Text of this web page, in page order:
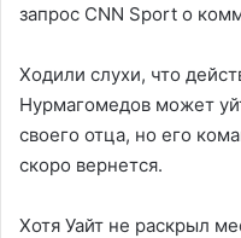
запрос CNN Sport о
Ходили слухи, что
Нурмагомедов может
своего отца, но его
скоро вернется.
Хотя Уайт не раскрыл